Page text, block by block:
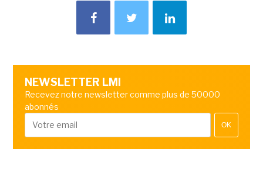
NEWSLETTER LMI
Recevez notre newsletter comme plus de 50000
abonnés
OK